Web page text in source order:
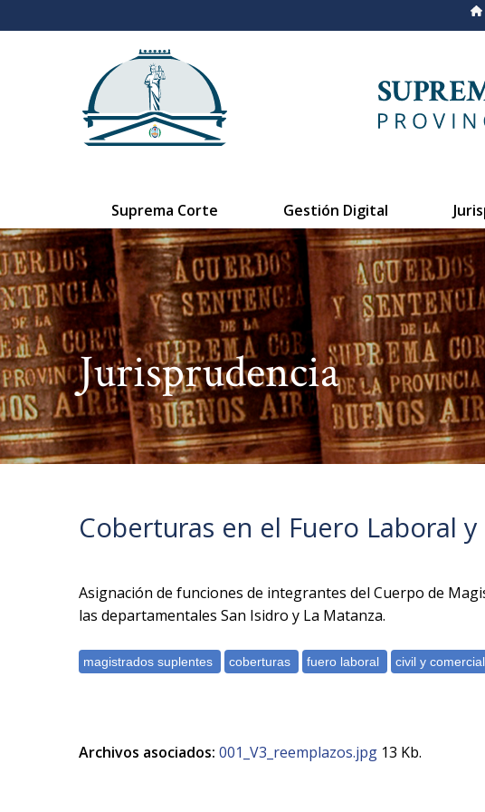
Suprema Corte Gestión Digital
Jurisprudencia
Coberturas en el Fuero Laboral
Asignación de funciones de integrantes del Cuerpo de
las departamentales San Isidro y La Matanza.
Archivos asociados: 001_V3_reemplazos.jpg 13 Kb.